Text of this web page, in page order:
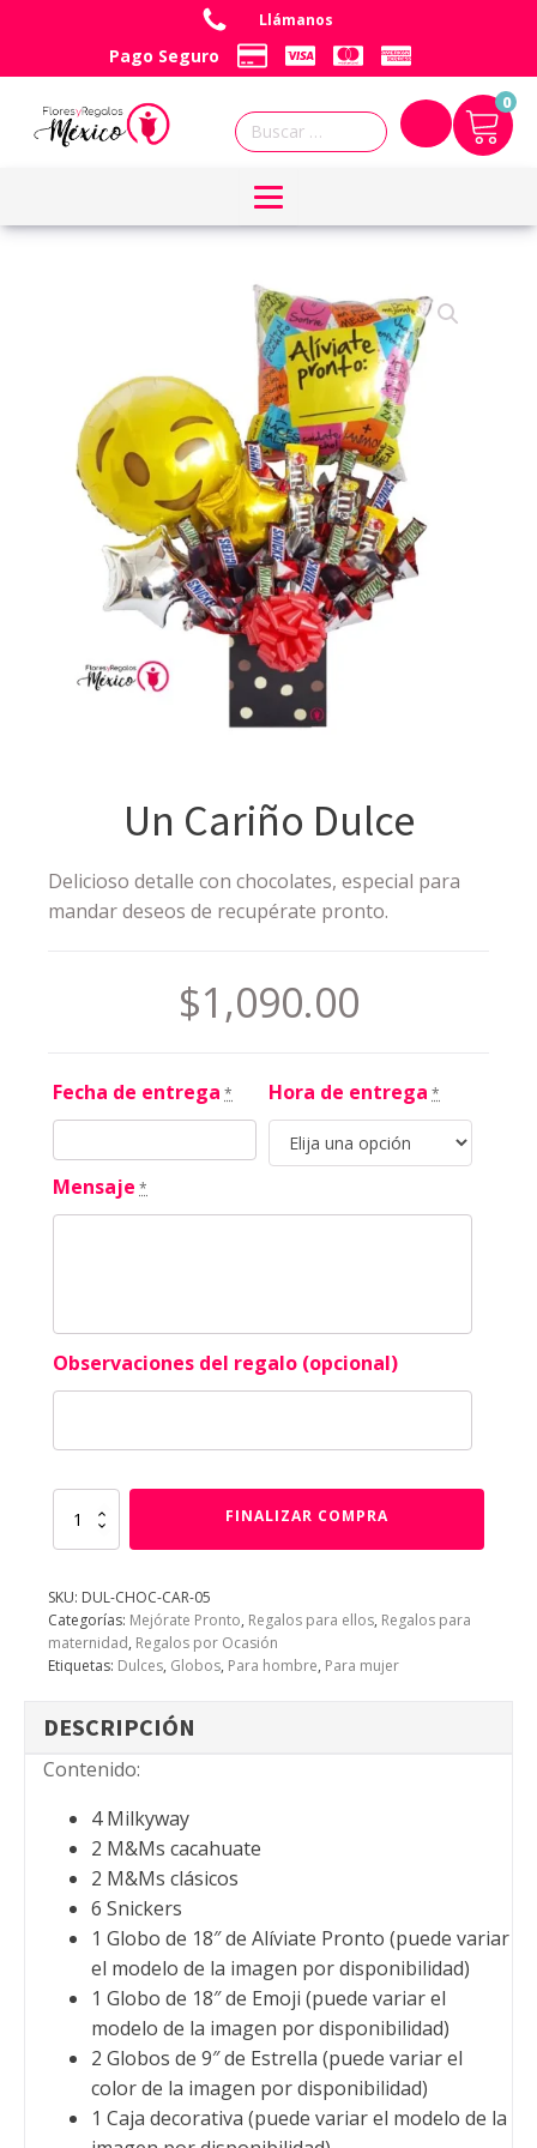
Llámanos
Pago Seguro
Buscar: 0
Un Cariño Dulce
Delicioso detalle con chocolates, especial para
mandar deseos de recupérate pronto.
$1,090.00
Fecha de entrega * Hora de entrega *
Mensaje *
Observaciones del regalo (opcional)
Cariño
Dulce
FINALIZAR COMPRA
SKU: DUL-CHOC-CAR-05
Categorías: Mejórate Pronto, Regalos para ellos, Regalos para
maternidad, Regalos por Ocasión
Etiquetas: Dulces, Globos, Para hombre, Para mujer
DESCRIPCIÓN
Contenido:
4 Milkyway
2 M&Ms cacahuate
2 M&Ms clásicos
6 Snickers
1 Globo de 18″ de Alíviate Pronto (puede variar
el modelo de la imagen por disponibilidad)
1 Globo de 18″ de Emoji (puede variar el
modelo de la imagen por disponibilidad)
2 Globos de 9″ de Estrella (puede variar el
color de la imagen por disponibilidad)
1 Caja decorativa (puede variar el modelo de la